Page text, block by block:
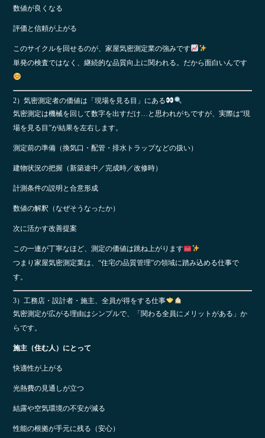
数値が良くなる
評価と信頼が上がる
このサイクルを回せるのが、家屋気密測定業の強みです
単発の検査ではなく、継続的な品質向上に関われる。だから面白いんです
2）気密測定者の価値は「現場を見る目」にある
気密測定は機械を回して数字を出すだけ…と思われがちですが、実際は“現
場を見る目”が結果を左右します。
測定前の準備（換気口・配管・排水トラップなどの扱い）
建物状況の把握（新築途中／完成時／改修時）
計測条件の説明と合意形成
数値の解釈（なぜそうなったか）
次に活かす改善提案
この一連が丁寧なほど、測定の価値は跳ね上がります
つまり家屋気密測定業は、“住宅の品質管理”の領域に踏み込める仕事で
す。
3）工務店・設計者・施主、全員が得をする仕事
気密測定が広がる理由はシンプルで、「関わる全員にメリットがある」か
らです。
施主（住む人）にとって
快適性が上がる
光熱費の見通しが立つ
結露や空気環境の不安が減る
性能の根拠が手元に残る（安心）